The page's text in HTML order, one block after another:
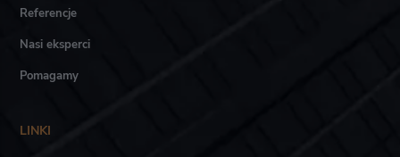
Referencje
Nasi eksperci
Pomagamy
LINKI